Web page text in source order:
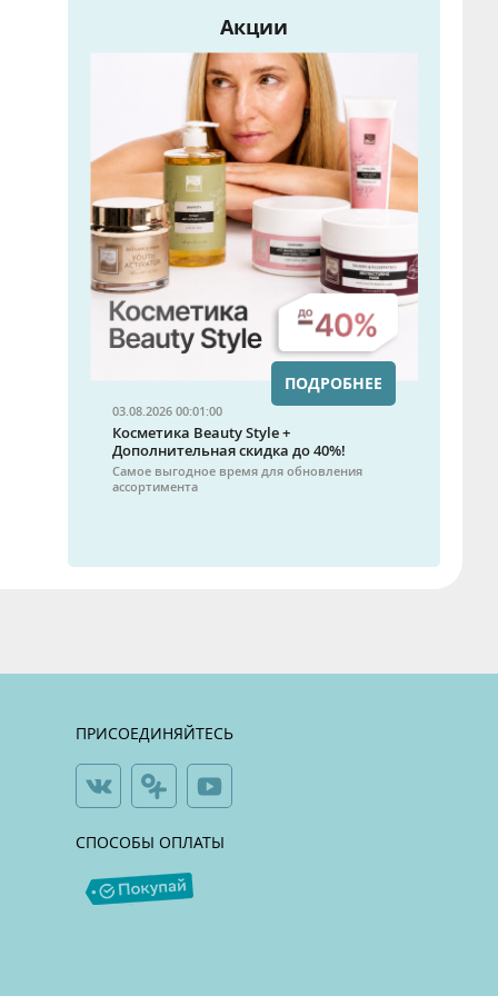
Акции
03.08.2026 00:01:00
Косметика Beauty Style +
Дополнительная скидка до 40%!
Самое выгодное время для обновления
ассортимента
ПОДРОБНЕЕ
ПРИСОЕДИНЯЙТЕСЬ
СПОСОБЫ ОПЛАТЫ